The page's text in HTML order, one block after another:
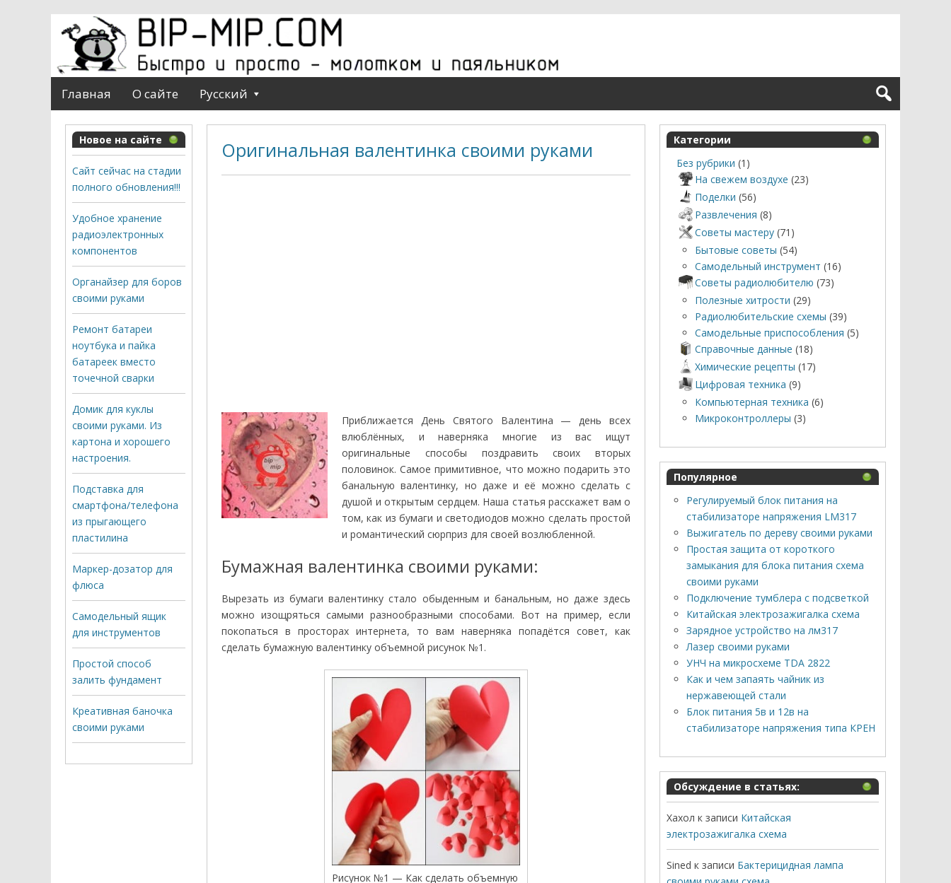
Главная О сайте Русский
Оригинальная валентинка своими руками
Приближается День Святого Валентина — день всех
влюблённых, и наверняка многие из вас ищут
оригинальные способы поздравить своих вторых
половинок. Самое примитивное, что можно подарить это
банальную валентинку, но даже и её можно сделать с
душой и открытым сердцем. Наша статья расскажет вам о
том, как из бумаги и светодиодов можно сделать простой
и романтический сюрприз для своей возлюбленной.
Бумажная валентинка своими руками:
Вырезать из бумаги валентинку стало обыденным и банальным, но даже здесь
можно изощряться самыми разнообразными способами. Вот на пример, если
покопаться в просторах интернета, то вам наверняка попадётся совет, как
сделать бумажную валентинку объемной рисунок №1.
Рисунок №1 — Как сделать объемную
Категории
Без рубрики (1)
На свежем воздухе (23)
Поделки (56)
Развлечения (8)
Советы мастеру (71)
Бытовые советы (54)
Самодельный инструмент (16)
Советы радиолюбителю (73)
Полезные хитрости (29)
Радиолюбительские схемы (39)
Самодельные приспособления (5)
Справочные данные (18)
Химические рецепты (17)
Цифровая техника (9)
Компьютерная техника (6)
Микроконтроллеры (3)
Популярное
Регулируемый блок питания на
стабилизаторе напряжения LM317
Выжигатель по дереву своими руками
Простая защита от короткого
замыкания для блока питания схема
своими руками
Подключение тумблера с подсветкой
Китайская электрозажигалка схема
Зарядное устройство на лм317
Лазер своими руками
УНЧ на микросхеме TDA 2822
Как и чем запаять чайник из
нержавеющей стали
Блок питания 5в и 12в на
стабилизаторе напряжения типа КРЕН
Обсуждение в статьях:
Хахол к записи Китайская
электрозажигалка схема
Sined к записи Бактерицидная лампа
Новое на сайте
Сайт сейчас на стадии
полного обновления!!!
Удобное хранение
радиоэлектронных
компонентов
Органайзер для боров
своими руками
Ремонт батареи
ноутбука и пайка
батареек вместо
точечной сварки
Домик для куклы
своими руками. Из
картона и хорошего
настроения.
Подставка для
смартфона/телефона
из прыгающего
пластилина
Маркер-дозатор для
флюса
Самодельный ящик
для инструментов
Простой способ
залить фундамент
Креативная баночка
своими руками